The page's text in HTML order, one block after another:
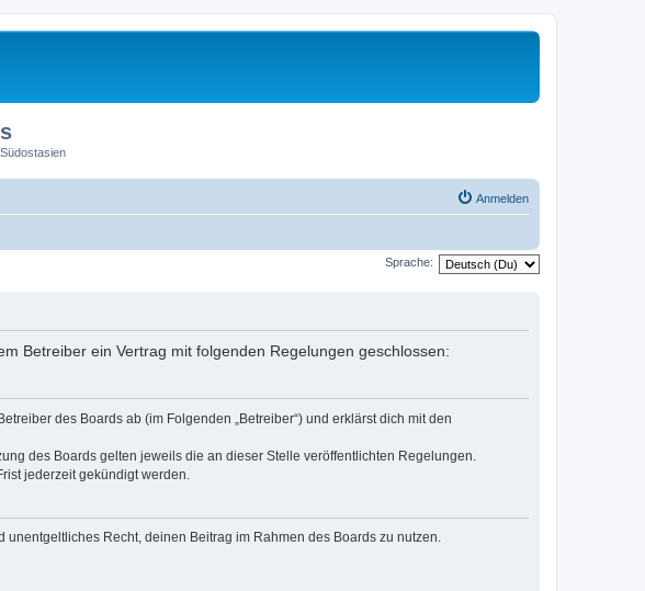
Anmelden
Sprache:
Betreiber ein Vertrag mit folgenden Regelungen geschlossen:
des Boards ab (im Folgenden „Betreiber“) und erklärst dich mit den
des Boards gelten jeweils die an dieser Stelle veröffentlichten Regelungen.
jederzeit gekündigt werden.
Recht, deinen Beitrag im Rahmen des Boards zu nutzen.